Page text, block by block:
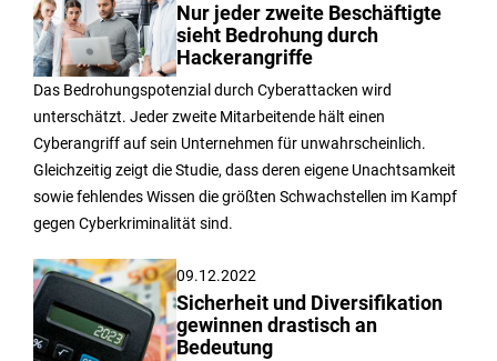
Nur jeder zweite Beschäftigte
sieht Bedrohung durch
Hackerangriffe
Das Bedrohungspotenzial durch Cyberattacken wird
unterschätzt. Jeder zweite Mitarbeitende hält einen
Cyberangriff auf sein Unternehmen für unwahrscheinlich.
Gleichzeitig zeigt die Studie, dass deren eigene Unachtsamkeit
sowie fehlendes Wissen die größten Schwachstellen im Kampf
gegen Cyberkriminalität sind.
09.12.2022
Sicherheit und Diversifikation
gewinnen drastisch an
Bedeutung